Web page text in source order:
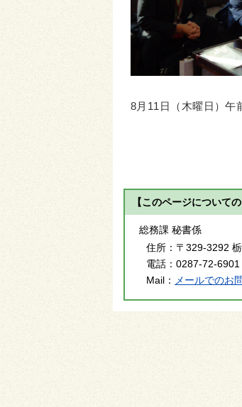
8月11日（木曜日）午
【このページについて
総務課 秘書係
住所： 〒329-3292
電話： 0287-72-6901
Mail：
メールでのお